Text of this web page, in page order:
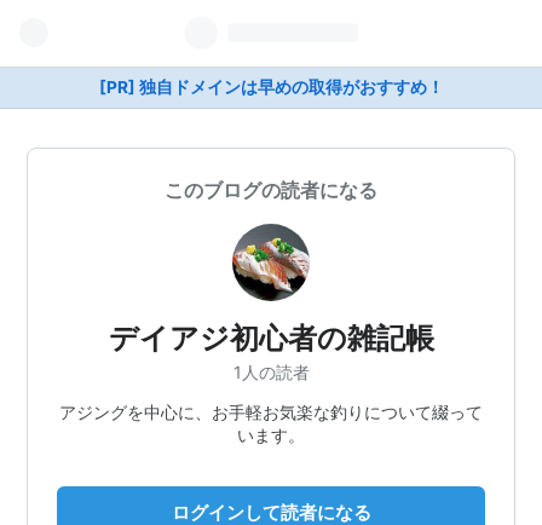
[PR] 独自ドメインは早めの取得がおすすめ！
このブログの読者になる
デイアジ初心者の雑記帳
1人の読者
アジングを中心に、お手軽お気楽な釣りについて綴って
います。
ログインして読者になる